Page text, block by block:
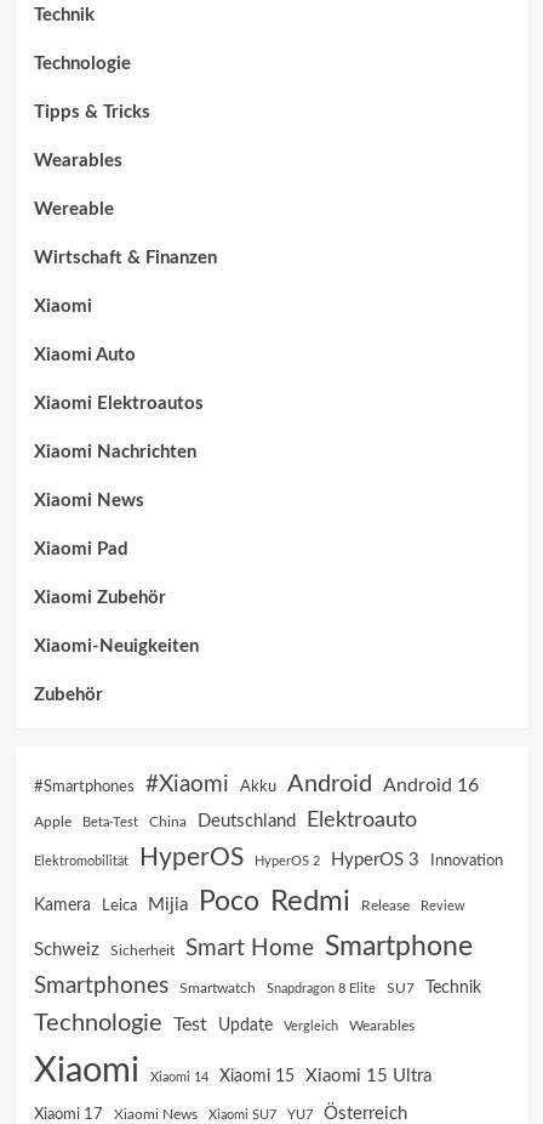
Technik
Technologie
Tipps & Tricks
Wearables
Wereable
Wirtschaft & Finanzen
Xiaomi
Xiaomi Auto
Xiaomi Elektroautos
Xiaomi Nachrichten
Xiaomi News
Xiaomi Pad
Xiaomi Zubehör
Xiaomi-Neuigkeiten
Zubehör
#Smartphones #Xiaomi Akku Android Android 16
Apple Beta-Test China Deutschland Elektroauto
Elektromobilität HyperOS HyperOS 2 HyperOS 3 Innovation
Kamera Leica Mijia Poco Redmi Release Review
Schweiz Sicherheit Smart Home Smartphone
Smartphones Smartwatch Snapdragon 8 Elite SU7 Technik
Technologie Test Update Vergleich Wearables
Xiaomi Xiaomi 14 Xiaomi 15 Xiaomi 15 Ultra
Xiaomi 17 Xiaomi News Xiaomi SU7 YU7 Österreich